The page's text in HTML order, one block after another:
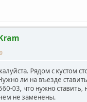
Рядом с кустом
ли на въезде
03, что нужно ставить,
не заменены.